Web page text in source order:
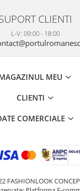
CLIENTI
L-V: 09:00 - 18:00
MEU
CLIENTI
COMERCIALE
FASHIONLOOK